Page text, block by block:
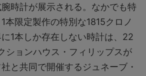
時計が展示される。なかでも特
本限定製作の特別な1815クロノ
1本しか存在しない時計は、22
ションハウス・フィリップスが
と共同で開催するジュネーブ・